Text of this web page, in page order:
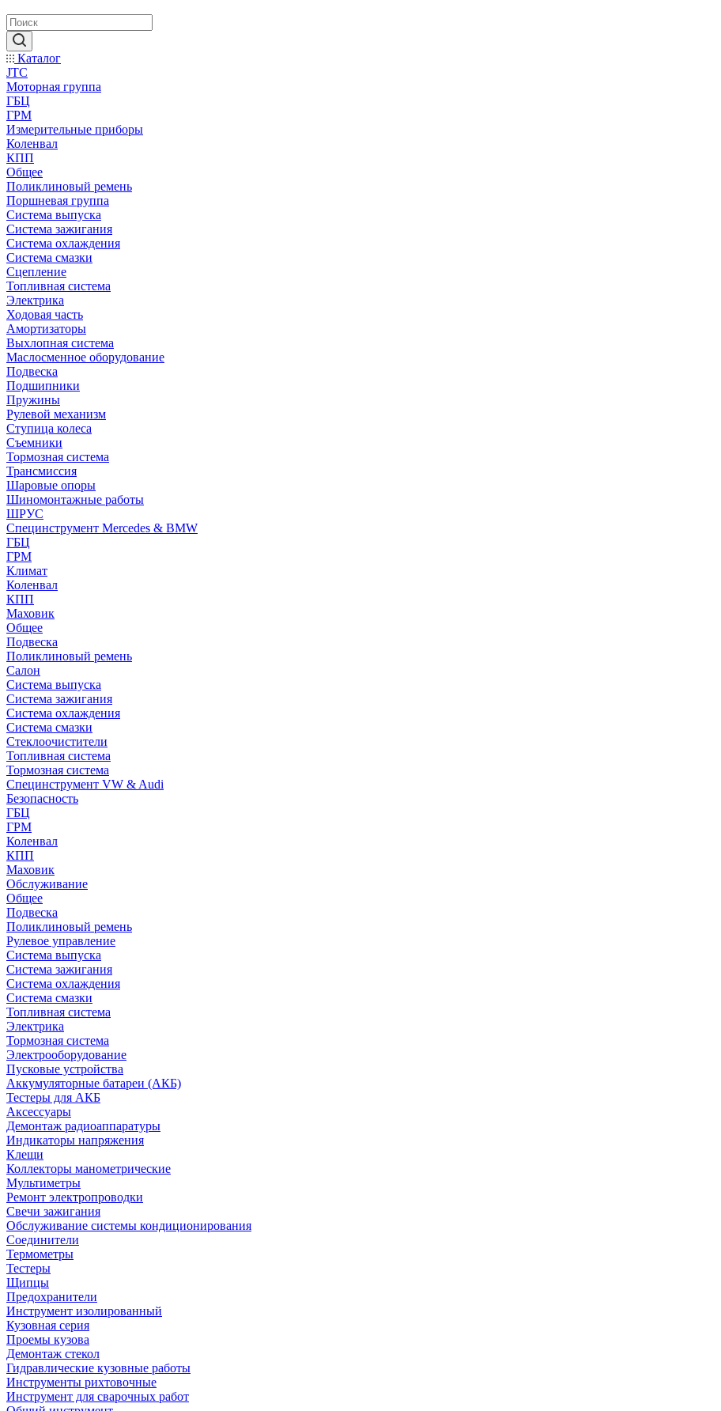
Каталог
JTC
Моторная группа
ГБЦ
ГРМ
Измерительные приборы
Коленвал
КПП
Общее
Поликлиновый ремень
Поршневая группа
Система выпуска
Система зажигания
Система охлаждения
Система смазки
Сцепление
Топливная система
Электрика
Ходовая часть
Амортизаторы
Выхлопная система
Маслосменное оборудование
Подвеска
Подшипники
Пружины
Рулевой механизм
Ступица колеса
Съемники
Тормозная система
Трансмиссия
Шаровые опоры
Шиномонтажные работы
ШРУС
Специнструмент Mercedes & BMW
ГБЦ
ГРМ
Климат
Коленвал
КПП
Маховик
Общее
Подвеска
Поликлиновый ремень
Салон
Система выпуска
Система зажигания
Система охлаждения
Система смазки
Стеклоочистители
Топливная система
Тормозная система
Специнструмент VW & Audi
Безопасность
ГБЦ
ГРМ
Коленвал
КПП
Маховик
Обслуживание
Общее
Подвеска
Поликлиновый ремень
Рулевое управление
Система выпуска
Система зажигания
Система охлаждения
Система смазки
Топливная система
Электрика
Тормозная система
Электрооборудование
Пусковые устройства
Аккумуляторные батареи (АКБ)
Тестеры для АКБ
Аксессуары
Демонтаж радиоаппаратуры
Индикаторы напряжения
Клещи
Коллекторы манометрические
Мультиметры
Ремонт электропроводки
Свечи зажигания
Обслуживание системы кондиционирования
Соединители
Термометры
Тестеры
Щипцы
Предохранители
Инструмент изолированный
Кузовная серия
Проемы кузова
Демонтаж стекол
Гидравлические кузовные работы
Инструменты рихтовочные
Инструмент для сварочных работ